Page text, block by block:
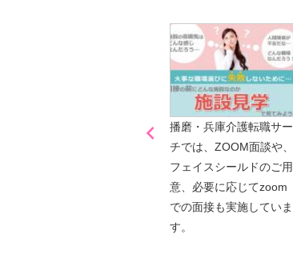
「喫煙可能区域での業務
播磨・兵庫介護転職サー
チでは、ZOOM面談や、
フェイスシールドのご用
意、必要に応じてzoom
での面接も実施していま
す。
